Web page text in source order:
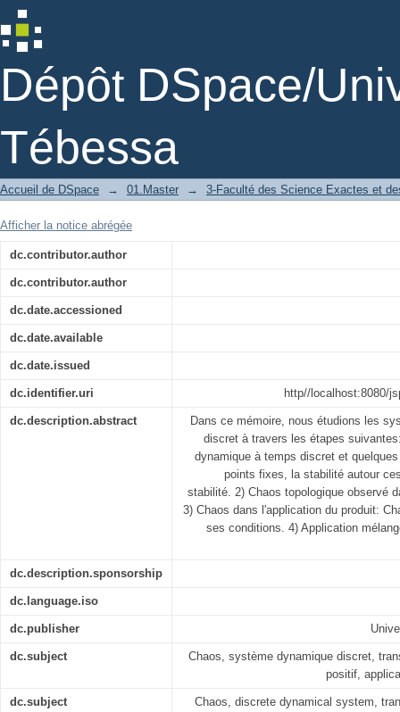
Dépôt DSpace/
Tébessa
Sur quelques systèmes dynamique à
Accueil de DSpace → 01.Master → 3-Faculté des Science Exactes et
Afficher la notice abrégée
dc.contributor.author
dc.contributor.author
dc.date.accessioned
dc.date.available
dc.date.issued
dc.identifier.uri http//localhost:8080/
dc.description.abstract
Dans ce mémoire, nous étudions les
discret à travers les étapes
dynamique à temps discret et
points fixes, la stabilité autour
stabilité. 2) Chaos topologique observé
3) Chaos dans l'application du produit:
ses conditions. 4) Application
dc.description.sponsorship
dc.language.iso
dc.publisher
dc.subject
Chaos, système dynamique discret,
positif,
dc.subject
Chaos, discrete dynamical system,